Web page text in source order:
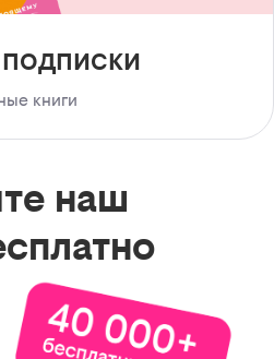
книги
наш